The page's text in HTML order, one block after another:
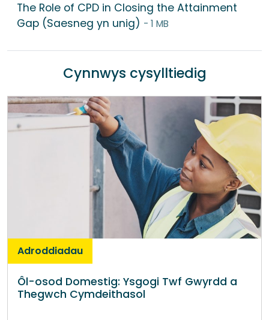
The Role of CPD in Closing the Attainment
Gap (Saesneg yn unig) - 1 MB
Cynnwys cysylltiedig
Adroddiadau
Ôl-osod Domestig: Ysgogi Twf Gwyrdd a
Thegwch Cymdeithasol